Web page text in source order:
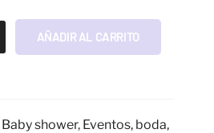
AÑADIR AL CARRITO
Baby shower, Eventos, boda,